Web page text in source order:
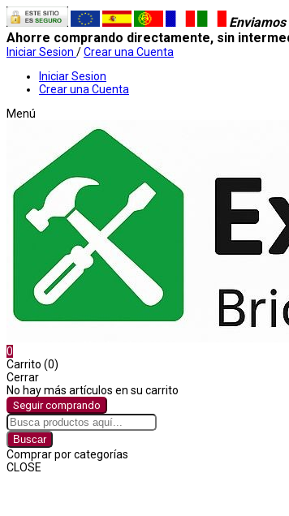
Enviamos
Ahorre comprando directamente, sin
Iniciar Sesion /Crear una Cuenta
Iniciar Sesion
Crear una Cuenta
Menú
0
Carrito (0)
Cerrar
No hay más artículos en su carrito
Seguir comprando
Buscar
Comprar por categorías
CLOSE